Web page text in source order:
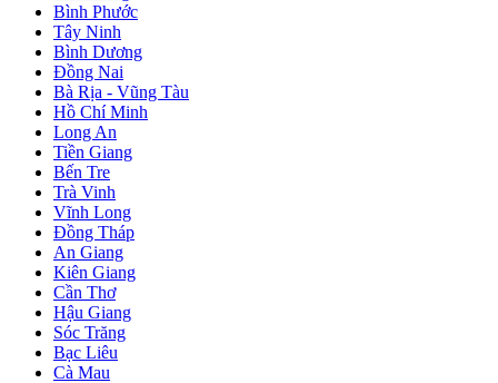
Bình Phước
Tây Ninh
Bình Dương
Đồng Nai
Bà Rịa - Vũng Tàu
Hồ Chí Minh
Long An
Tiền Giang
Bến Tre
Trà Vinh
Vĩnh Long
Đồng Tháp
An Giang
Kiên Giang
Cần Thơ
Hậu Giang
Sóc Trăng
Bạc Liêu
Cà Mau